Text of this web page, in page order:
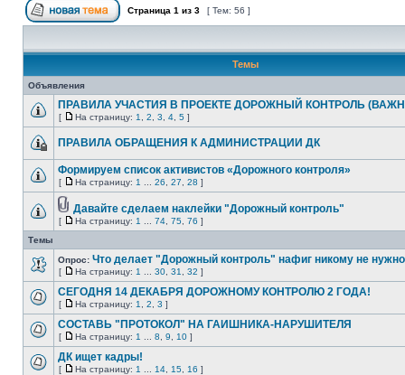
Страница 1 из 3 [ Тем: 56 ]
Темы
Объявления
ПРАВИЛА УЧАСТИЯ В ПРОЕКТЕ ДОРОЖНЫЙ КОНТРОЛЬ
[ На страницу: 1 2 3 4 5 ]
ПРАВИЛА ОБРАЩЕНИЯ К АДМИНИСТРАЦИИ ДК
Формируем список активистов «Дорожного контроля»
[ На страницу: 1 26 27 28 ]
Давайте сделаем наклейки "Дорожный контроль"
[ На страницу: 1 74 75 76 ]
Темы
Опрос: Что делает "Дорожный контроль" нафиг никому не
[ На страницу: 1 30 31 32 ]
СЕГОДНЯ 14 ДЕКАБРЯ ДОРОЖНОМУ КОНТРОЛЮ 2 ГОДА!
[ На страницу: 1 2 3 ]
СОСТАВЬ "ПРОТОКОЛ" НА ГАИШНИКА-НАРУШИТЕЛЯ
[ На страницу: 1 8 9 10 ]
ДК ищет кадры!
[ На страницу: 1 14 15 16 ]